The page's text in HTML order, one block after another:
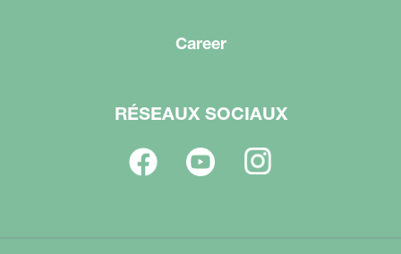
Career
RÉSEAUX SOCIAUX